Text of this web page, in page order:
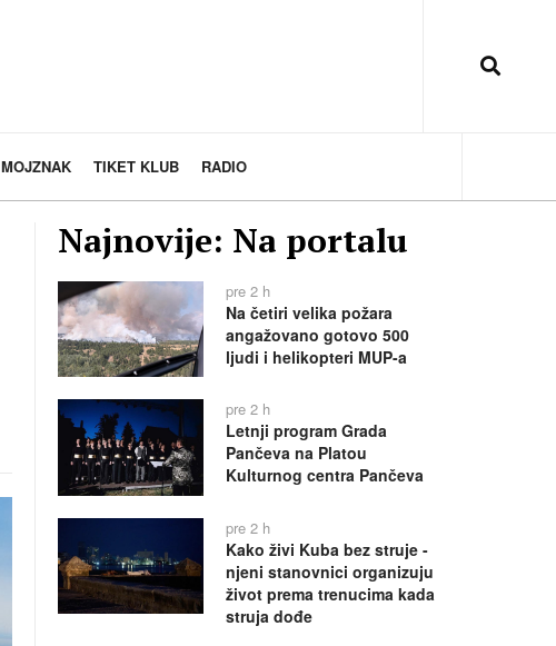
MOJZNAK TIKET KLUB RADIO
Najnovije: Na portalu
pre 2 h
Na četiri velika požara
angažovano gotovo 500
ljudi i helikopteri MUP-a
pre 2 h
Letnji program Grada
Pančeva na Platou
Kulturnog centra Pančeva
pre 2 h
Kako živi Kuba bez struje -
njeni stanovnici organizuju
život prema trenucima kada
struja dođe